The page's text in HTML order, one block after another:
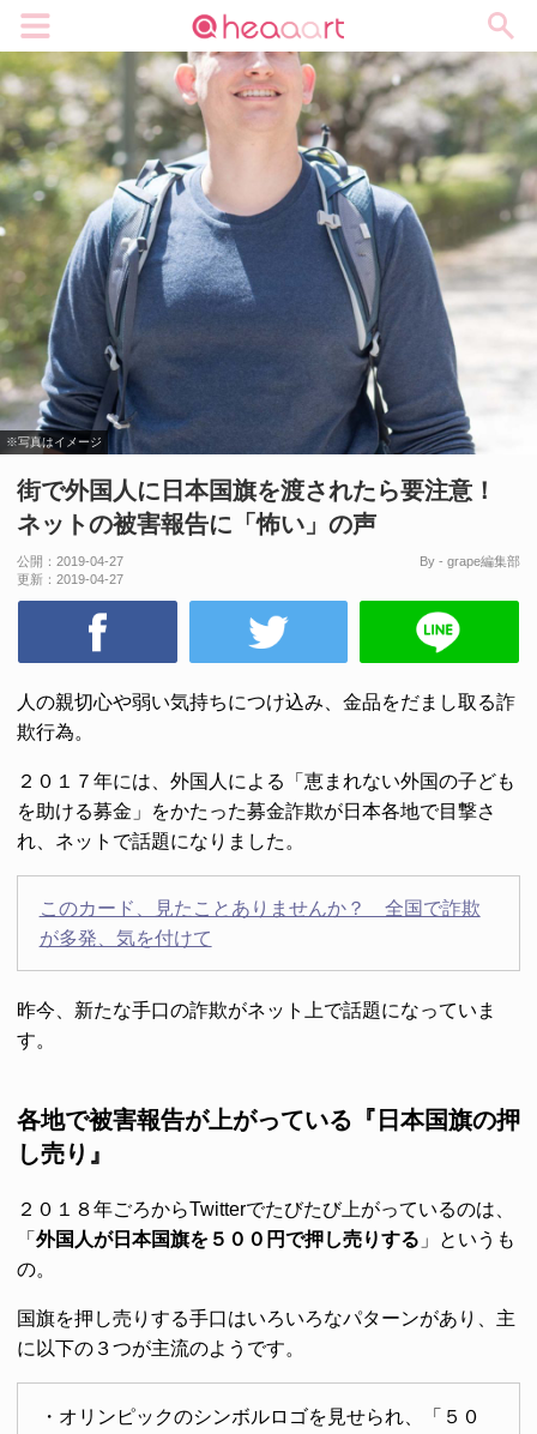
※写真はイメージ
街で外国人に日本国旗を渡されたら要注意！
ネットの被害報告に「怖い」の声
公開： 2019-04-27
更新： 2019-04-27
By - grape編集部
人の親切心や弱い気持ちにつけ込み、金品をだまし取る詐
欺行為。
２０１７年には、外国人による「恵まれない外国の子ども
を助ける募金」をかたった募金詐欺が日本各地で目撃さ
れ、ネットで話題になりました。
このカード、見たことありませんか？ 全国で詐欺
が多発、気を付けて
昨今、新たな手口の詐欺がネット上で話題になっていま
す。
各地で被害報告が上がっている『日本国旗の押
し売り』
２０１８年ごろからTwitterでたびたび上がっているのは、
「 外国人が日本国旗を５００円で押し売りする 」というも
の。
国旗を押し売りする手口はいろいろなパターンがあり、主
に以下の３つが主流のようです。
・オリンピックのシンボルロゴを見せられ、「５０